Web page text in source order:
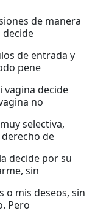
de manera
decide
de entrada y
pene
vagina decide
no
selectiva,
de
decide por su
sin
o mis deseos, sin
Pero